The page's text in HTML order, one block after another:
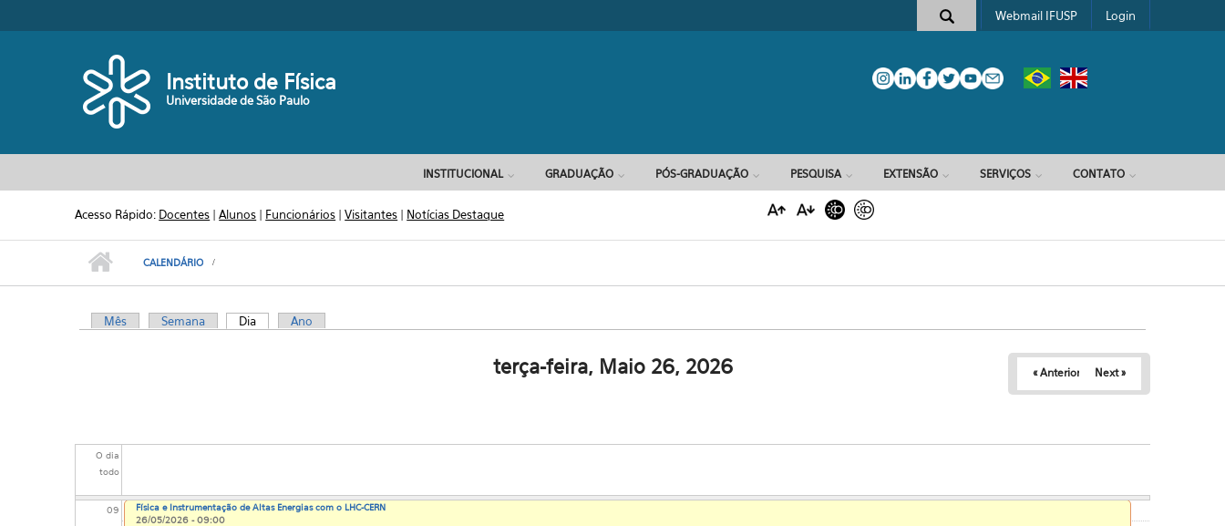
Formulário de busca
Webmail IFUSP Login
Instituto de Física
Universidade de São Paulo
INSTITUCIONAL GRADUAÇÃO PÓS-GRADUAÇÃO PESQUISA EXTENSÃO SERVIÇOS CONTATO
Acesso Rápido: Docentes |Alunos | Funcionários |Visitantes | Notícias Destaque
CALENDÁRIO
Mês Semana Dia (aba ativa)
Ano
terça-feira, Maio 26, 2026 « Anterior Next »
O dia
todo
Antes das
02
03
08
09
Física e Instrumentação de Altas Energias com o LHC-CERN
26/05/2026 - 09:00